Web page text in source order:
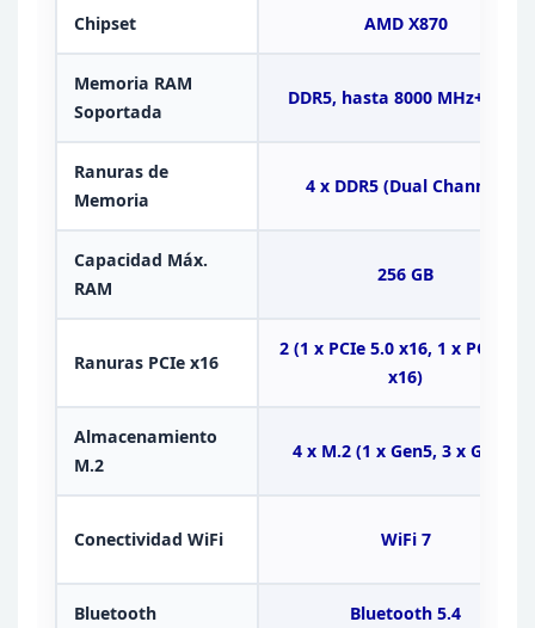
Chipset AMDX870
Memoria RAM
Soportada
DDR5, hasta 8000 MHz+
Ranuras de
Memoria
4 x DDR5 (DualChannel)
Capacidad Máx.
RAM
256 GB
Ranuras PCIe x16
2 (1 x PCIe 5.0 x16, 1 x PCIe
x16)
Almacenamiento
M.2
4 x M.2 (1 x Gen5, 3 x Gen4)
Conectividad WiFi WiFi 7
Bluetooth Bluetooth 5.4